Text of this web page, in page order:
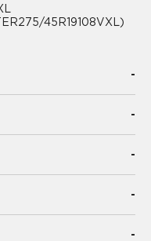
45R19108VXL)
-
-
-
-
-